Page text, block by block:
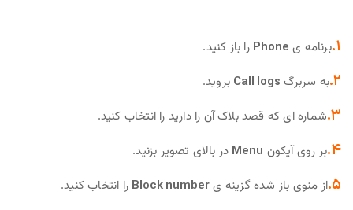
۱. برنامه ی Phone را باز کنید.
۲. به سربرگ Call logs بروید.
۳. شماره ای که قصد بلاک آن را دارید را انتخاب کنید.
۴. بر روی آیکون Menu در بالای تصویر بزنید.
۵. از منوی باز شده گزینه یBlock number را انتخاب کنید.